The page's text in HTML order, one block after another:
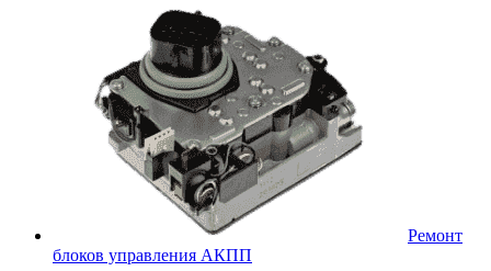
Ремонт
блоков управления АКПП